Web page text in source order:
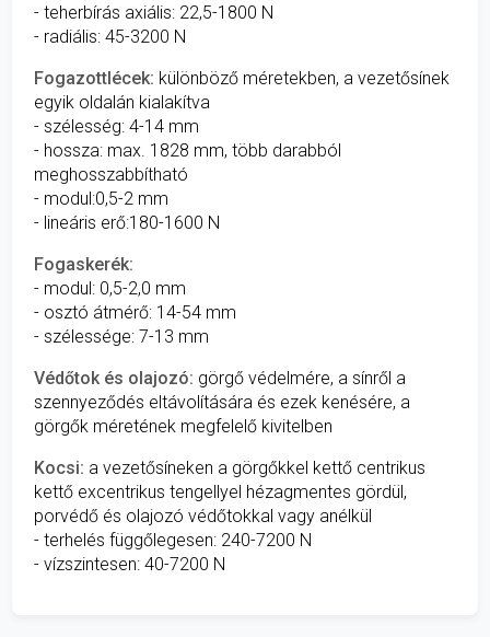
- teherbírás axiális: 22,5-1800 N
- radiális: 45-3200 N
Fogazottlécek: különböző méretekben, a vezetősínek
egyik oldalán kialakítva
- szélesség: 4-14 mm
- hossza: max. 1828 mm, több darabból
meghosszabbítható
- modul:0,5-2 mm
- lineáris erő:180-1600 N
Fogaskerék:
- modul: 0,5-2,0 mm
- osztó átmérő: 14-54 mm
- szélessége: 7-13 mm
Védőtok és olajozó: görgő védelmére, a sínről a
szennyeződés eltávolítására és ezek kenésére, a
görgők méretének megfelelő kivitelben
Kocsi: a vezetősíneken a görgőkkel kettő centrikus
kettő excentrikus tengellyel hézagmentes gördül,
porvédő és olajozó védőtokkal vagy anélkül
- terhelés függőlegesen: 240-7200 N
- vízszintesen: 40-7200 N